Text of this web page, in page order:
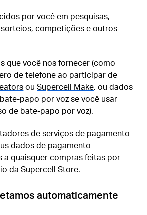
por você em pesquisas,
competições e outros
que você nos fornecer (como
de telefone ao participar de
ouSupercell Make, ou dados
papo por voz se você usar
de bate-papo por voz).
de serviços de pagamento
dados de pagamento
a quaisquer compras feitas por
da Supercell Store.
automaticamente